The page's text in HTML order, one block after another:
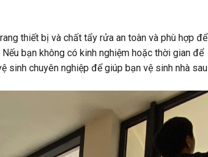
thiết bị và chất tẩy rửa an toàn và phù hợp để
bạn không có kinh nghiệm hoặc thời gian để
sinh chuyên nghiệp để giúp bạn vệ sinh nhà sau